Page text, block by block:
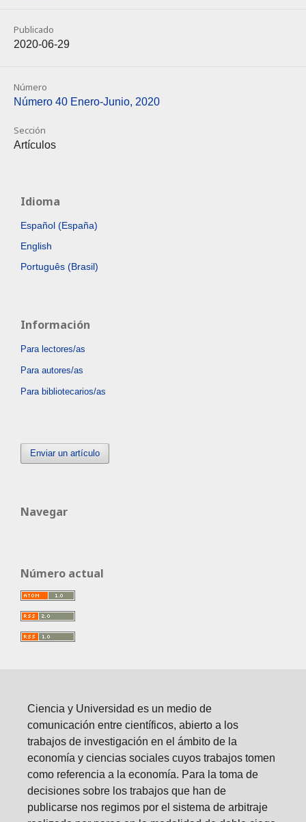
Publicado
2020-06-29
Número
Número 40 Enero-Junio, 2020
Sección
Artículos
Idioma
Español (España)
English
Português (Brasil)
Información
Para lectores/as
Para autores/as
Para bibliotecarios/as
Enviar un artículo
Navegar
Número actual
Ciencia y Universidad es un medio de
comunicación entre científicos, abierto a los
trabajos de investigación en el ámbito de la
economía y ciencias sociales cuyos trabajos tomen
como referencia a la economía. Para la toma de
decisiones sobre los trabajos que han de
publicarse nos regimos por el sistema de arbitraje